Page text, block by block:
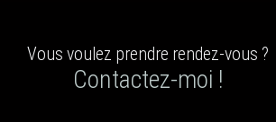
Vous voulez prendre rendez-vous ?
Contactez-moi !